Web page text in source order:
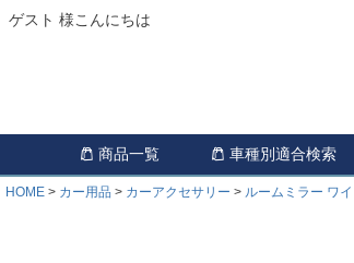
ゲスト 様こんにちは
商品一覧 車種別適合検索
HOME カー用品 カーアクセサリー ルームミラー ワ